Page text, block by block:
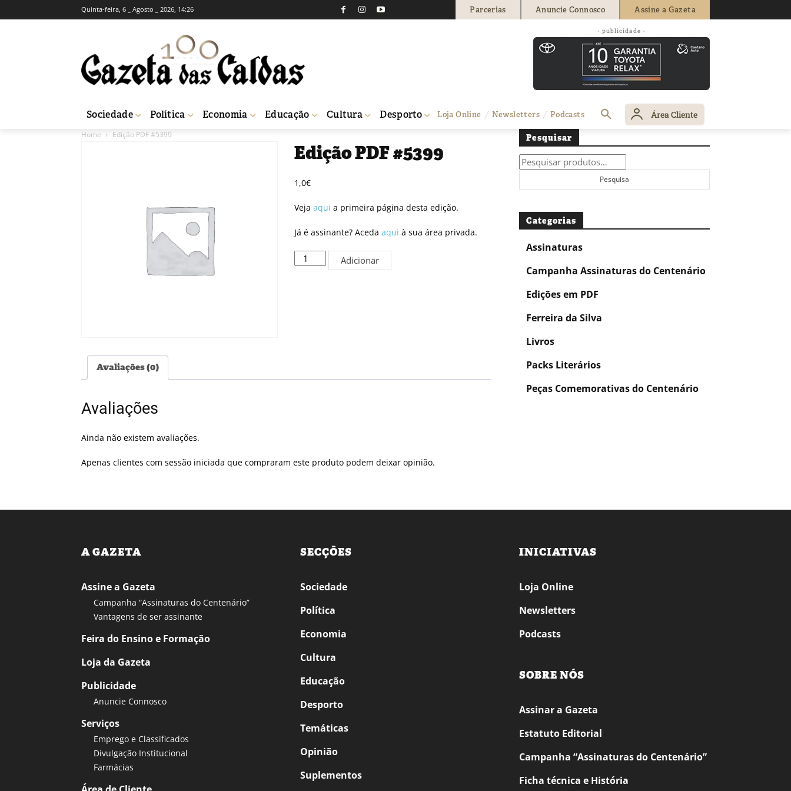
Quinta-feira, 6 _ Agosto _ 2026, 14:26 Parcerias Anuncie Connosco Assine a Gazeta
- publicidade -
Sociedade Política Economia Educação Cultura Desporto Loja Online Newsletters Podcasts Área Cliente
Home Edição PDF #5399
Edição PDF #5399
1,0€
Veja aqui a primeira página desta edição.
Já é assinante? Aceda aqui à sua área privada.
Quantidade
de
Adicionar
Avaliações (0)
Avaliações
Ainda não existem avaliações.
Apenas clientes com sessão iniciada que compraram este produto podem deixar opinião.
Pesquisar
Pesquisar
por:
Pesquisa
Categorias
Assinaturas
Campanha Assinaturas do Centenário
Edições em PDF
Ferreira da Silva
Livros
Packs Literários
Peças Comemorativas do Centenário
A GAZETA
Assine a Gazeta
Campanha “Assinaturas do Centenário”
Vantagens de ser assinante
Feira do Ensino e Formação
Loja da Gazeta
Publicidade
Anuncie Connosco
Serviços
Emprego e Classificados
Divulgação Institucional
Farmácias
SECÇÕES
Sociedade
Política
Economia
Cultura
Educação
Desporto
Temáticas
Opinião
Suplementos
INICIATIVAS
Loja Online
Newsletters
Podcasts
SOBRE NÓS
Assinar a Gazeta
Estatuto Editorial
Campanha “Assinaturas do Centenário”
Ficha técnica e História